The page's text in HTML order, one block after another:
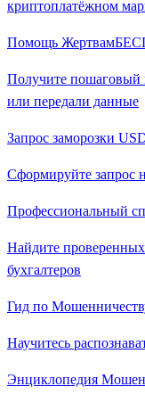
криптоплатёжном
Помощь Жертвам
Получите пошаговый
или передали данные
Запрос заморозки
Сформируйте запрос
Профессиональный
Найдите
бухгалтеров
Гид по
Научитесь
Энциклопедия